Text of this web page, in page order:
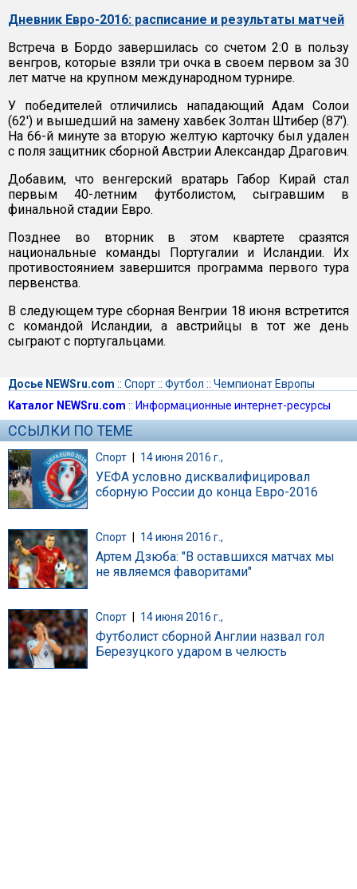
Дневник Евро-2016: расписание и результаты матчей
Встреча в Бордо завершилась со счетом 2:0 в пользу
венгров, которые взяли три очка в своем первом за 30
лет матче на крупном международном турнире.
У победителей отличились нападающий Адам Солои
(62') и вышедший на замену хавбек Золтан Штибер (87').
На 66-й минуте за вторую желтую карточку был удален
с поля защитник сборной Австрии Александар Драгович.
Добавим, что венгерский вратарь Габор Кирай стал
первым 40-летним футболистом, сыгравшим в
финальной стадии Евро.
Позднее во вторник в этом квартете сразятся
национальные команды Португалии и Исландии. Их
противостоянием завершится программа первого тура
первенства.
В следующем туре сборная Венгрии 18 июня встретится
с командой Исландии, а австрийцы в тот же день
сыграют с португальцами.
Досье NEWSru.com :: Спорт:: Футбол :: Чемпионат Европы
Каталог NEWSru.com :: Информационные интернет-ресурсы
ССЫЛКИ ПО ТЕМЕ
Спорт | 14 июня 2016 г.,
УЕФА условно дисквалифицировал
сборную России до конца Евро-2016
Спорт 14 июня 2016 г.,
Артем Дзюба: "В оставшихся матчах мы
не являемся фаворитами"
Спорт 14 июня 2016 г.,
Футболист сборной Англии назвал гол
Березуцкого ударом в челюсть